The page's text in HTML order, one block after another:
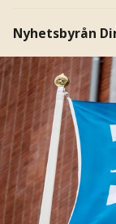
Nyhetsbyrån